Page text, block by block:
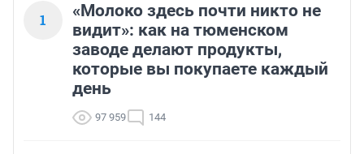
1
«Молоко здесь почти никто не
видит»: как на тюменском
заводе делают продукты,
которые вы покупаете каждый
день
97 959 144